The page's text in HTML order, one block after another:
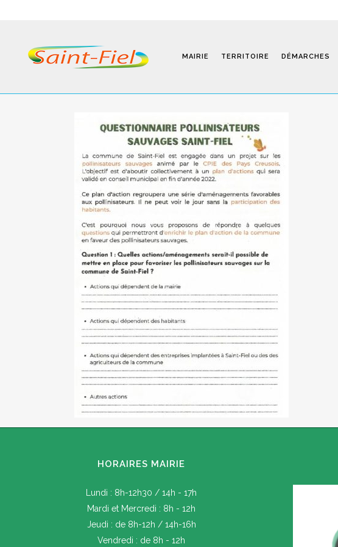
MAIRIE TERRITOIRE DÉMARCHES
Programmes
Infos Pratiques
Modalités D’inscription
Séjours
HORAIRES MAIRIE
Lundi : 8h-12h30 / 14h - 17h
Mardi et Mercredi : 8h - 12h
Jeudi : de 8h-12h / 14h-16h
Vendredi : de 8h - 12h